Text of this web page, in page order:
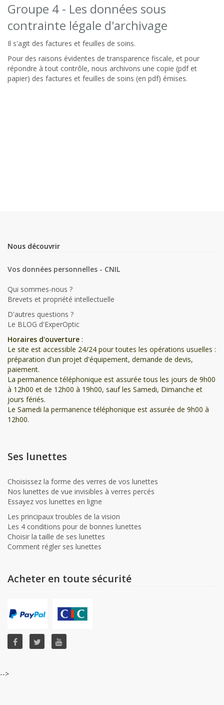
Groupe 4 - Les données sous
contrainte légale d'archivage
Il s'agit des factures et feuilles de soins.
Pour des raisons évidentes de transparence fiscale, et pour
répondre à tout contrôle, nous archivons une copie (pdf et
papier) des factures et feuilles de soins (en pdf) émises.
Nous découvrir
Vos données personnelles - CNIL
Qui sommes-nous ?
Brevets et propriété intellectuelle
D'autres questions ?
Le BLOG d'ExperOptic
Horaires d'ouverture :
Le site est accessible 24/24 pour toutes les opérations usuelles :
préparation d'un projet d'équipement, demande de devis,
paiement.
La permanence téléphonique est assurée tous les jours de 9h00
à 12h00 et de 12h00 à 19h00, sauf les Samedi, Dimanche et
jours fériés.
Le Samedi la permanence téléphonique est assurée de 9h00 à
12h00.
Ses lunettes
Choisissez la forme des verres de vos lunettes
Nos lunettes de vue invisibles à verres percés
Essayez vos lunettes en ligne
Les principaux troubles de la vision
Les 4 conditions pour de bonnes lunettes
Choisir la taille de ses lunettes
Comment régler ses lunettes
Acheter en toute sécurité
-->